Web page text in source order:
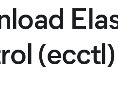
(ecctl)